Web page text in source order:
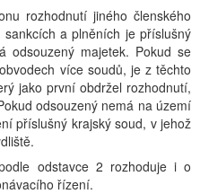
rozhodnutí jiného členského
a plněních je příslušný
odsouzený majetek. Pokud se
více soudů, je z těchto
jako první obdržel rozhodnutí,
odsouzený nemá na území
příslušný krajský soud, v jehož
odstavce 2 rozhoduje i o
řízení.